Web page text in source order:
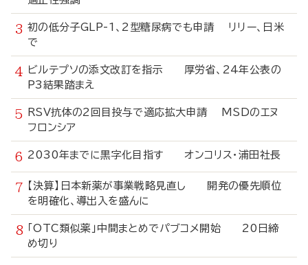
初の低分子GLP-1、2型糖尿病でも申請 リリー、日米
で
ビルテプソの添文改訂を指示 厚労省、24年公表の
P3結果踏まえ
RSV抗体の2回目投与で適応拡大申請 MSDのエヌ
フロンシア
2030年までに黒字化目指す オンコリス・浦田社長
【決算】日本新薬が事業戦略見直し 開発の優先順位
を明確化、導出入を盛んに
「OTC類似薬」中間まとめでパブコメ開始 20日締
め切り